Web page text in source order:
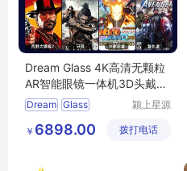
Dream Glass 4K高清无颗粒
AR智能眼镜一体机3D头戴式
设备ar增强现实vr眼镜虚拟游
戏
Dream Glass
颍上星源
有限公司
￥ 6898.00 拨打电话